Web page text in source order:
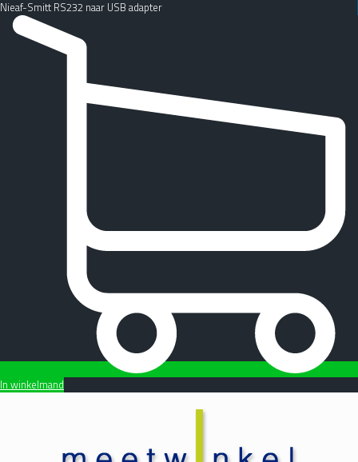
Nieaf-Smitt RS232 naar USB adapter
In winkelmand